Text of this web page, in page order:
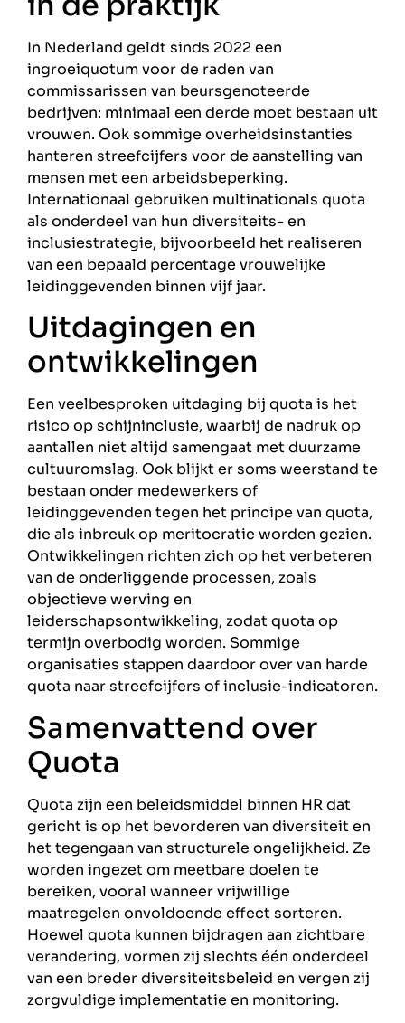
In Nederland geldt sinds 2022 een
ingroeiquotum voor de raden van
commissarissen van beursgenoteerde
bedrijven: minimaal een derde moet bestaan uit
vrouwen. Ook sommige overheidsinstanties
hanteren streefcijfers voor de aanstelling van
mensen met een arbeidsbeperking.
Internationaal gebruiken multinationals quota
als onderdeel van hun diversiteits- en
inclusiestrategie, bijvoorbeeld het realiseren
van een bepaald percentage vrouwelijke
leidinggevenden binnen vijf jaar.
Uitdagingen en
ontwikkelingen
Een veelbesproken uitdaging bij quota is het
risico op schijninclusie, waarbij de nadruk op
aantallen niet altijd samengaat met duurzame
cultuuromslag. Ook blijkt er soms weerstand te
bestaan onder medewerkers of
leidinggevenden tegen het principe van quota,
die als inbreuk op meritocratie worden gezien.
Ontwikkelingen richten zich op het verbeteren
van de onderliggende processen, zoals
objectieve werving en
leiderschapsontwikkeling, zodat quota op
termijn overbodig worden. Sommige
organisaties stappen daardoor over van harde
quota naar streefcijfers of inclusie-indicatoren.
Samenvattend over
Quota
Quota zijn een beleidsmiddel binnen HR dat
gericht is op het bevorderen van diversiteit en
het tegengaan van structurele ongelijkheid. Ze
worden ingezet om meetbare doelen te
bereiken, vooral wanneer vrijwillige
maatregelen onvoldoende effect sorteren.
Hoewel quota kunnen bijdragen aan zichtbare
verandering, vormen zij slechts één onderdeel
van een breder diversiteitsbeleid en vergen zij
zorgvuldige implementatie en monitoring.